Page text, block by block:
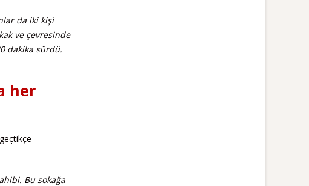
da iki kişi
ve çevresinde
dakika sürdü.
her
Bu sokağa